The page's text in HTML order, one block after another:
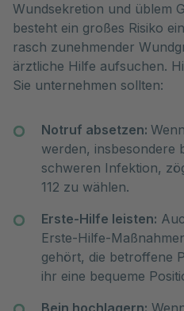
Wundsekretion und üblem
besteht ein großes Risiko
rasch zunehmender
ärztliche Hilfe aufsuchen.
Sie unternehmen sollten:
Notruf absetzen:
werden, insbesondere
schweren Infektion,
112 zu wählen.
Erste-Hilfe leisten:
Erste-Hilfe-
gehört, die betroffene
ihr eine bequeme